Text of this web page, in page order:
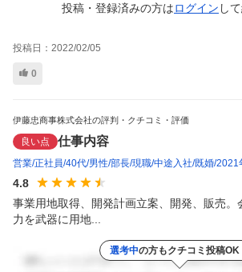
投稿・登録済みの方はログイン して
投稿日： 2022/02/05
0
伊藤忠商事株式会社の評判・クチコミ・評価
良い点 仕事内容
営業 正社員 40代 男性 部長 現職 中途入社 既婚 2021
4.8
事業用地取得、開発計画立案、開発、販売。
力を武器に用地...
選考中の方もクチコミ投稿OK